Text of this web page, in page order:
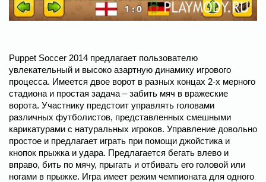
Puppet Soccer 2014 предлагает пользователю
увлекательный и высоко азартную динамику игрового
процесса. Имеется двое ворот в разных концах 2-х мерного
стадиона и простая задача – забить мяч в вражеские
ворота. Участнику предстоит управлять головами
различных футболистов, представленных смешными
карикатурами с натуральных игроков. Управление довольно
простое и предлагает играть при помощи джойстика и
кнопок прыжка и удара. Предлагается бегать влево и
вправо, бить по мячу, прыгать и отбивать его головой или
ногами в прыжке. Игра имеет режим чемпионата для одного